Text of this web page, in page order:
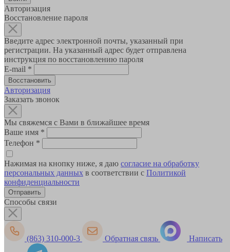
Авторизация
Восстановление пароля
Введите адрес электронной почты, указанный при
регистрации. На указанный адрес будет отправлена
инструкция по восстановлению пароля
E-mail *
Авторизация
Заказать звонок
Мы свяжемся с Вами в ближайшее время
Ваше имя *
Телефон *
Нажимая на кнопку ниже, я даю согласие на обработку
персональных данных в соответствии с Политикой
конфиденциальности
Способы связи
(863) 310-000-3 Обратная связь Написать